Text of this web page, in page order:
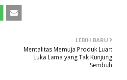
LEBIH BARU
Mentalitas Memuja Produk Luar:
Luka Lama yang Tak Kunjung
Sembuh